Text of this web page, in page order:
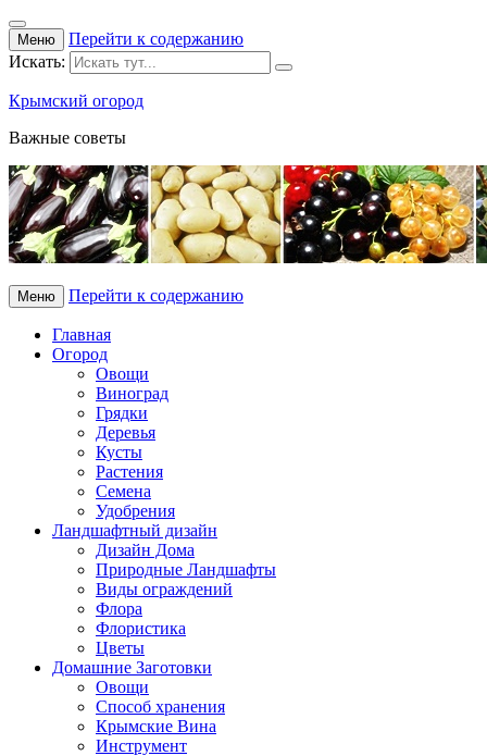
Меню
Перейти к содержанию
Искать:
Крымский огород
Важные советы
Меню Перейти к содержанию
Главная
Огород
Овощи
Виноград
Грядки
Деревья
Кусты
Растения
Семена
Удобрения
Ландшафтный дизайн
Дизайн Дома
Природные Ландшафты
Виды ограждений
Флора
Флористика
Цветы
Домашние Заготовки
Овощи
Способ хранения
Крымские Вина
Инструмент